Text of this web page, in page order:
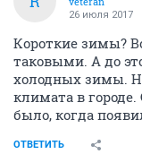
26 июля 2017
Короткие зимы?
таковыми. А до
холодных зимы.
климата в
было, когда
ОТВЕТИТЬ